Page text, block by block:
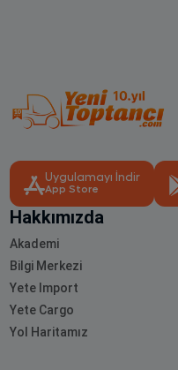
Uygulamayı İndir
App Store
Hakkımızda
Akademi
Bilgi Merkezi
Yete Import
Yete Cargo
Yol Haritamız